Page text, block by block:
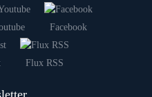
Facebook
Flux RSS